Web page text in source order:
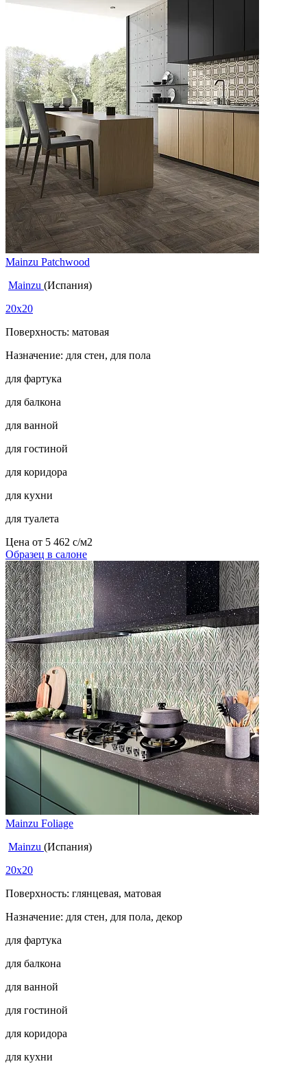
Mainzu Patchwood
Mainzu (Испания)
20x20
Поверхность: матовая
Назначение: для стен, для пола
для фартука
для балкона
для ванной
для гостиной
для коридора
для кухни
для туалета
Цена от 5 462 c/м2
Образец в салоне
Mainzu Foliage
Mainzu (Испания)
20x20
Поверхность: глянцевая, матовая
Назначение: для стен, для пола, декор
для фартука
для балкона
для ванной
для гостиной
для коридора
для кухни